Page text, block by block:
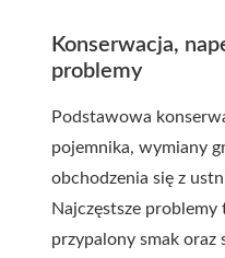
Konserwacja,
problemy
Podstawowa
pojemnika, wymiany
obchodzenia się z
Najczęstsze
przypalony smak oraz